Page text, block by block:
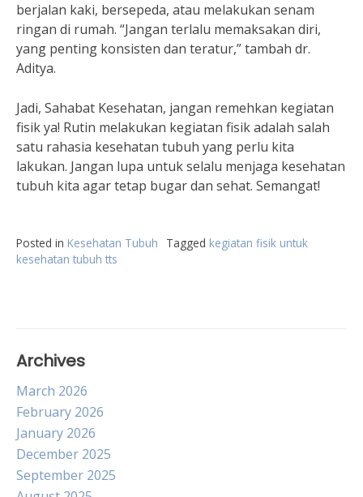
berjalan kaki, bersepeda, atau melakukan senam
ringan di rumah. “Jangan terlalu memaksakan diri,
yang penting konsisten dan teratur,” tambah dr.
Aditya.
Jadi, Sahabat Kesehatan, jangan remehkan kegiatan
fisik ya! Rutin melakukan kegiatan fisik adalah salah
satu rahasia kesehatan tubuh yang perlu kita
lakukan. Jangan lupa untuk selalu menjaga kesehatan
tubuh kita agar tetap bugar dan sehat. Semangat!
Posted in Kesehatan Tubuh Tagged kegiatan fisik untuk
kesehatan tubuh tts
Archives
March 2026
February 2026
January 2026
December 2025
September 2025